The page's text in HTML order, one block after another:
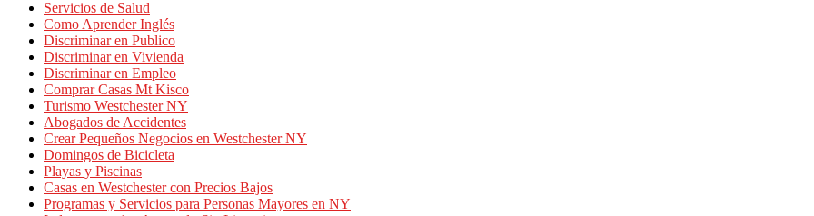
Servicios de Salud
Como Aprender Inglés
Discriminar en Publico
Discriminar en Vivienda
Discriminar en Empleo
Comprar Casas Mt Kisco
Turismo Westchester NY
Abogados de Accidentes
Crear Pequeños Negocios en Westchester NY
Domingos de Bicicleta
Playas y Piscinas
Casas en Westchester con Precios Bajos
Programas y Servicios para Personas Mayores en NY